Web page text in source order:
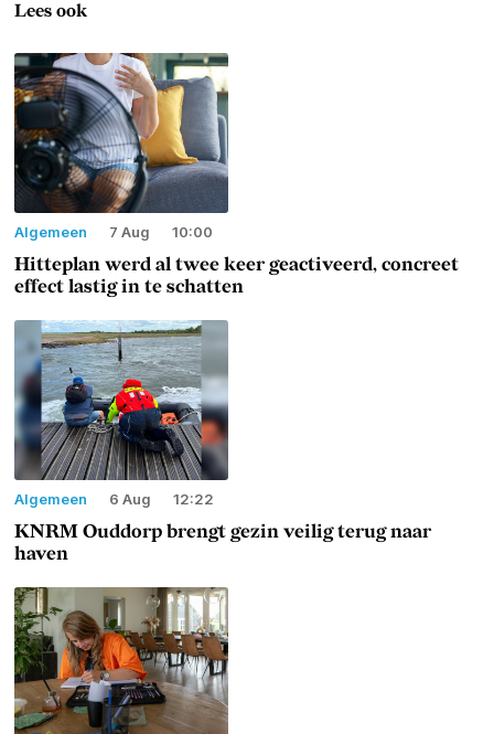
Lees ook
Algemeen 7 Aug 10:00
Hitteplan werd al twee keer geactiveerd, concreet
effect lastig in te schatten
Algemeen 6 Aug 12:22
KNRM Ouddorp brengt gezin veilig terug naar
haven